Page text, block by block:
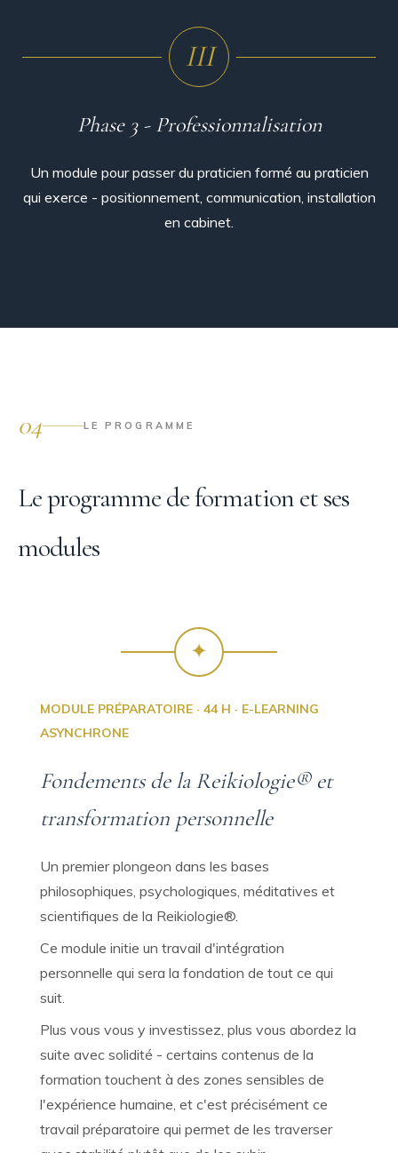
III
Phase 3 - Professionnalisation
Un module pour passer du praticien formé au praticien
qui exerce - positionnement, communication, installation
en cabinet.
04 LE PROGRAMME
Le programme de formation et ses
modules
✦
MODULE PRÉPARATOIRE · 44 H · E-LEARNING
ASYNCHRONE
Fondements de la Reikiologie® et
transformation personnelle
Un premier plongeon dans les bases
philosophiques, psychologiques, méditatives et
scientifiques de la Reikiologie®.
Ce module initie un travail d'intégration
personnelle qui sera la fondation de tout ce qui
suit.
Plus vous vous y investissez, plus vous abordez la
suite avec solidité - certains contenus de la
formation touchent à des zones sensibles de
l'expérience humaine, et c'est précisément ce
travail préparatoire qui permet de les traverser